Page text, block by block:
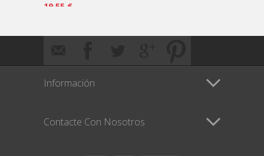
19,55 €
Información
Contacte Con Nosotros